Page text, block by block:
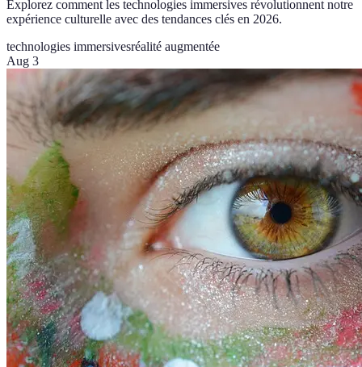
Explorez comment les technologies immersives révolutionnent notre
expérience culturelle avec des tendances clés en 2026.
technologies immersivesréalité augmentée
Aug 3